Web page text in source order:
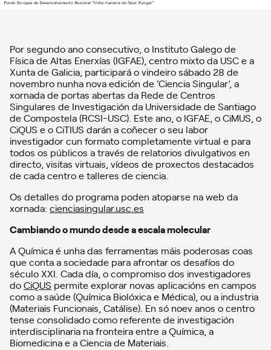
Por segundo ano consecutivo, o Instituto Galego de
Física de Altas Enerxías (IGFAE), centro mixto da USC e a
Xunta de Galicia, participará o vindeiro sábado 28 de
novembro nunha nova edición de ‘Ciencia Singular’, a
xornada de portas abertas da Rede de Centros
Singulares de Investigación da Universidade de Santiago
de Compostela (RCSI-USC). Este ano, o IGFAE, o CiMUS, o
CiQUS e o CiTIUS darán a coñecer o seu labor
investigador cun formato completamente virtual e para
todos os públicos a través de relatorios divulgativos en
directo, visitas virtuais, vídeos de proxectos destacados
de cada centro e talleres de ciencia.
Os detalles do programa poden atoparse na web da
xornada: cienciasingular.usc.es
Cambiando o mundo desde a escala molecular
A Química é unha das ferramentas máis poderosas coas
que conta a sociedade para afrontar os desafíos do
século XXI. Cada día, o compromiso dos investigadores
doCiQUS permite explorar novas aplicacións en campos
como a saúde (Química Biolóxica e Médica), ou a industria
(Materiais Funcionais, Catálise). En só noev anos o centro
tense consolidado como referente de investigación
interdisciplinaria na fronteira entre a Química, a
Biomedicina e a Ciencia de Materiais.